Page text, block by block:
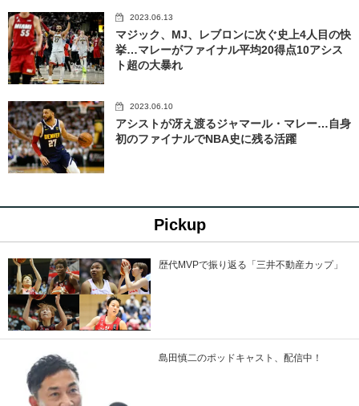
2023.06.13
マジック、MJ、レブロンに次ぐ史上4人目の快
挙…マレーがファイナル平均20得点10アシス
ト超の大暴れ
2023.06.10
アシストが冴え渡るジャマール・マレー…自身
初のファイナルでNBA史に残る活躍
Pickup
歴代MVPで振り返る「三井不動産カップ」
島田慎二のポッドキャスト、配信中！